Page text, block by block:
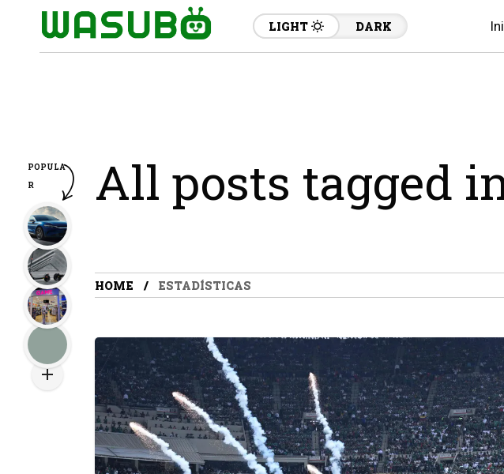
LIGHT DARK
All posts tagged
HOME ESTADÍSTICAS
POPULA
R